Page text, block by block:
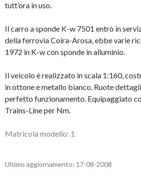
tutt’ora in uso.
Il carro a sponde K-w 7501 entrò in
della ferrovia Coira-Arosa, ebbe varie
1972 in K-w con sponde in alluminio.
Il veicolo è realizzato in scala 1:160,
in ottone e metallo bianco. Ruote
perfetto funzionamento. Equipaggiato
Trains-Line per Nm.
Matricola modello: 1
Ultimo aggiornamento: 17-08-2008